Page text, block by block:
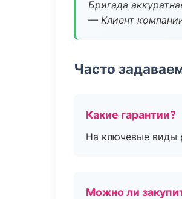
Бригада
— Клиент
Часто
Какие гарантии?
На ключевые виды
Можно ли